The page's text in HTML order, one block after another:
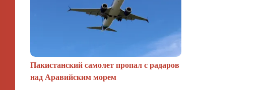
Пакистанский самолет пропал с радаров
над Аравийским морем